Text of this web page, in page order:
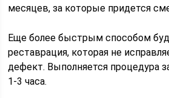
месяцев, за которые придется
Еще более быстрым способом
реставрация, которая не
дефект. Выполняется процедура
1-3 часа.